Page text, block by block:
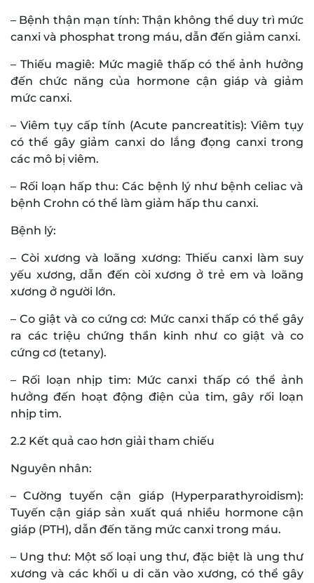
– Bệnh thận mạn tính: Thận không thể duy trì mức
canxi và phosphat trong máu, dẫn đến giảm canxi.
– Thiếu magiê: Mức magiê thấp có thể ảnh hưởng
đến chức năng của hormone cận giáp và giảm
mức canxi.
– Viêm tụy cấp tính (Acute pancreatitis): Viêm tụy
có thể gây giảm canxi do lắng đọng canxi trong
các mô bị viêm.
– Rối loạn hấp thu: Các bệnh lý như bệnh celiac và
bệnh Crohn có thể làm giảm hấp thu canxi.
Bệnh lý:
– Còi xương và loãng xương: Thiếu canxi làm suy
yếu xương, dẫn đến còi xương ở trẻ em và loãng
xương ở người lớn.
– Co giật và co cứng cơ: Mức canxi thấp có thể gây
ra các triệu chứng thần kinh như co giật và co
cứng cơ (tetany).
– Rối loạn nhịp tim: Mức canxi thấp có thể ảnh
hưởng đến hoạt động điện của tim, gây rối loạn
nhịp tim.
2.2 Kết quả cao hơn giải tham chiếu
Nguyên nhân:
– Cường tuyến cận giáp (Hyperparathyroidism):
Tuyến cận giáp sản xuất quá nhiều hormone cận
giáp (PTH), dẫn đến tăng mức canxi trong máu.
– Ung thư: Một số loại ung thư, đặc biệt là ung thư
xương và các khối u di căn vào xương, có thể gây